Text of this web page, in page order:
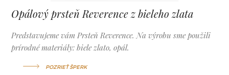
Opálový prsteň Reverence z bieleho zlata
Predstavujeme vám Prsteň Reverence. Na výrobu sme použili
prírodné materiály: biele zlato, opál.
POZRIEŤ ŠPERK